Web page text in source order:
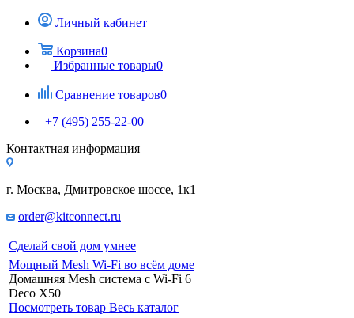
Личный кабинет
Корзина0
Избранные товары0
Сравнение товаров0
+7 (495) 255-22-00
Контактная информация
г. Москва, Дмитровское шоссе, 1к1
order@kitconnect.ru
Сделай свой дом умнее
Мощный Mesh Wi-Fi во всём доме
Домашняя Mesh система с Wi-Fi 6
Deco X50
Посмотреть товар Весь каталог